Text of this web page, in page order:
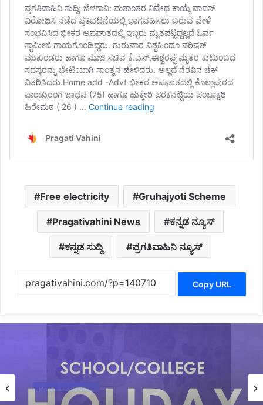
Free electricity Gruhajyoti Scheme
Pragativahini News ಕನ್ನಡ ನ್ಯೂಸ್
ಕನ್ನಡ ಸುದ್ದಿ ಪ್ರಗತಿವಾಹಿನಿ ನ್ಯೂಸ್
Copy URL
July 28, 2024